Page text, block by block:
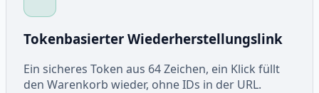
Tokenbasierter Wiederherstellungslink
Ein sicheres Token aus 64 Zeichen, ein Klick füllt
den Warenkorb wieder, ohne IDs in der URL.